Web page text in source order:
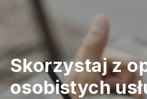
Skorzystaj z
osobistych